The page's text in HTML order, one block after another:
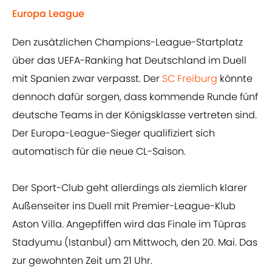
Europa League
Den zusätzlichen Champions-League-Startplatz
über das UEFA-Ranking hat Deutschland im Duell
mit Spanien zwar verpasst. Der SC Freiburg könnte
dennoch dafür sorgen, dass kommende Runde fünf
deutsche Teams in der Königsklasse vertreten sind.
Der Europa-League-Sieger qualifiziert sich
automatisch für die neue CL-Saison.
Der Sport-Club geht allerdings als ziemlich klarer
Außenseiter ins Duell mit Premier-League-Klub
Aston Villa. Angepfiffen wird das Finale im Tüpras
Stadyumu (Istanbul) am Mittwoch, den 20. Mai. Das
zur gewohnten Zeit um 21 Uhr.